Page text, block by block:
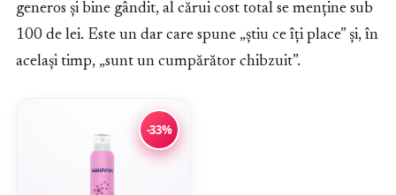
generos și bine gândit, al cărui cost total se menține sub
100 de lei. Este un dar care spune „știu ce îți place” și, în
același timp, „sunt un cumpărător chibzuit”.
-33%